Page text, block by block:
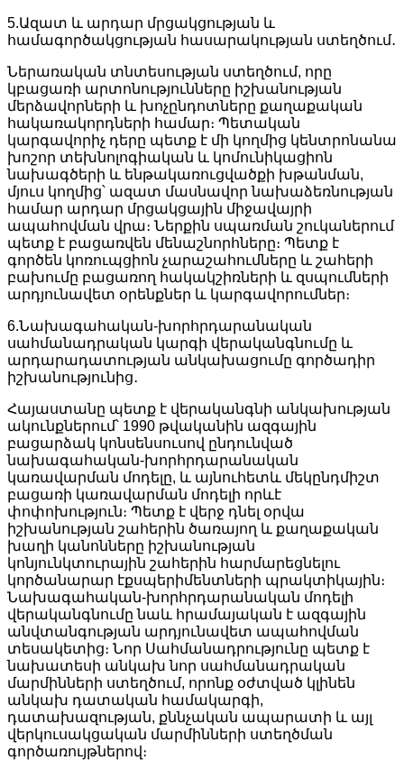
5.Ազատ և արդար մրցակցության և
համագործակցության հասարակության ստեղծում․
Ներառական տնտեսության ստեղծում, որը
կբացառի արտոնությունները իշխանության
մերձավորների և խոչընդոտները քաղաքական
հակառակորդների համար։ Պետական
կարգավորիչ դերը պետք է մի կողմից կենտրոնանա
խոշոր տեխնոլոգիական և կոմունիկացիոն
նախագծերի և ենթակառուցվածքի խթանման,
մյուս կողմից՝ ազատ մասնավոր նախաձեռնության
համար արդար մրցակցային միջավայրի
ապահովման վրա։ Ներքին սպառման շուկաներում
պետք է բացառվեն մենաշնորհները։ Պետք է
գործեն կոռուպցիոն չարաշահումները և շահերի
բախումը բացառող հակակշիռների և զսպումների
արդյունավետ օրենքներ և կարգավորումներ։
6.Նախագահական-խորհրդարանական
սահմանադրական կարգի վերականգնումը և
արդարադատության անկախացումը գործադիր
իշխանությունից․
Հայաստանը պետք է վերականգնի անկախության
ակունքներում՝ 1990 թվականին ազգային
բացարձակ կոնսենսուսով ընդունված
նախագահական-խորհրդարանական
կառավարման մոդելը, և այնուհետև մեկընդմիշտ
բացառի կառավարման մոդելի որևէ
փոփոխություն։ Պետք է վերջ դնել օրվա
իշխանության շահերին ծառայող և քաղաքական
խաղի կանոնները իշխանության
կոնյունկտուրային շահերին հարմարեցնելու
կործանարար էքսպերիմենտների պրակտիկային։
Նախագահական-խորհրդարանական մոդելի
վերականգնումը նաև հրամայական է ազգային
անվտանգության արդյունավետ ապահովման
տեսակետից։ Նոր Սահմանադրությունը պետք է
նախատեսի անկախ նոր սահմանադրական
մարմինների ստեղծում, որոնք օժտված կլինեն
անկախ դատական համակարգի,
դատախազության, քննչական ապարատի և այլ
վերկուսակցական մարմինների ստեղծման
գործառույթներով։